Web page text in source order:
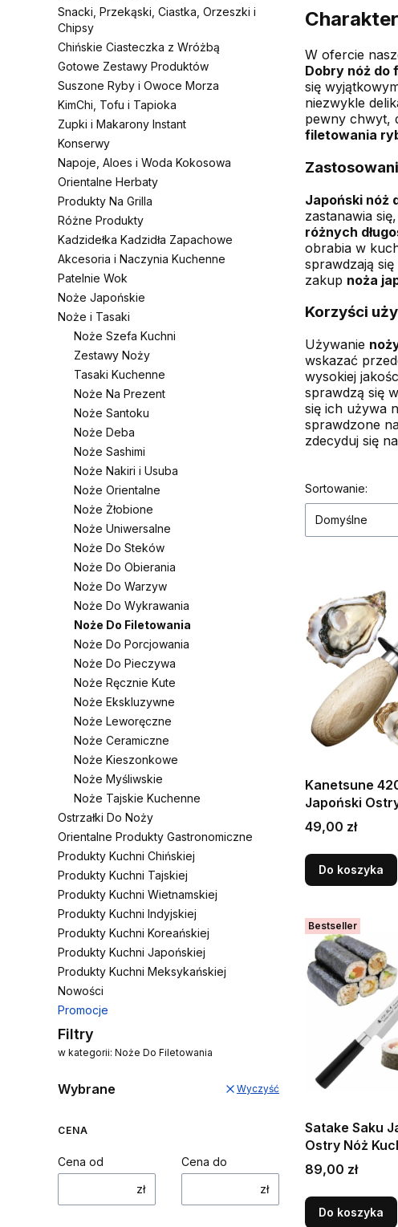
Snacki, Przekąski, Ciastka, Orzeszki i
Chipsy
Chińskie Ciasteczka z Wróżbą
Gotowe Zestawy Produktów
Suszone Ryby i Owoce Morza
KimChi, Tofu i Tapioka
Zupki i Makarony Instant
Konserwy
Napoje, Aloes i Woda Kokosowa
Orientalne Herbaty
Produkty Na Grilla
Różne Produkty
Kadzidełka Kadzidła Zapachowe
Akcesoria i Naczynia Kuchenne
Patelnie Wok
Noże Japońskie
Noże i Tasaki
Noże Szefa Kuchni
Zestawy Noży
Tasaki Kuchenne
Noże Na Prezent
Noże Santoku
Noże Deba
Noże Sashimi
Noże Nakiri i Usuba
Noże Orientalne
Noże Żłobione
Noże Uniwersalne
Noże Do Steków
Noże Do Obierania
Noże Do Warzyw
Noże Do Wykrawania
Noże Do Filetowania
Noże Do Porcjowania
Noże Do Pieczywa
Noże Ręcznie Kute
Noże Ekskluzywne
Noże Leworęczne
Noże Ceramiczne
Noże Kieszonkowe
Noże Myśliwskie
Noże Tajskie Kuchenne
Ostrzałki Do Noży
Orientalne Produkty Gastronomiczne
Produkty Kuchni Chińskiej
Produkty Kuchni Tajskiej
Produkty Kuchni Wietnamskiej
Produkty Kuchni Indyjskiej
Produkty Kuchni Koreańskiej
Produkty Kuchni Japońskiej
Produkty Kuchni Meksykańskiej
Nowości
Promocje
Koniec menu
Filtry
w kategorii: Noże Do Filetowania
Wybrane Wyczyść
CENA
Cena od
zł
Cena do
zł
W ofercie
Dobry nóż do
się
niezwykle
pewny chwyt,
filetowania
Japoński nóż
zastanawia się,
różnych
obrabia w
sprawdzają
zakup noża
Korzyści
Używanie
wskazać
wysokiej
sprawdzą się
się ich używa
sprawdzone
zdecyduj się
Lista
Sortowanie:
Domyślne
Kanetsune
Japoński
Otwierania
HRC 15,5cm
Cena
49,00 zł
Do koszyka
Bestseller
Satake Saku
Ostry Nóż
Sashimi
Sushi 21cm
Cena
89,00 zł
Do koszyka